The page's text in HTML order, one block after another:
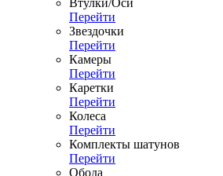
Втулки/Оси
Перейти
Звездочки
Перейти
Камеры
Перейти
Каретки
Перейти
Колеса
Перейти
Комплекты шатунов
Перейти
Обода